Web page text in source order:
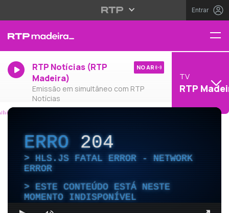
Entrar
RTP Notícias (RTP
Madeira)
Emissão em simultâneo com RTP
Notícias
NO AR
TV
RTP
ERRO204
HLS.JS FATAL ERROR - NETWORK
ERROR
ESTE CONTEÚDO ESTÁ NESTE
MOMENTO INDISPONÍVEL